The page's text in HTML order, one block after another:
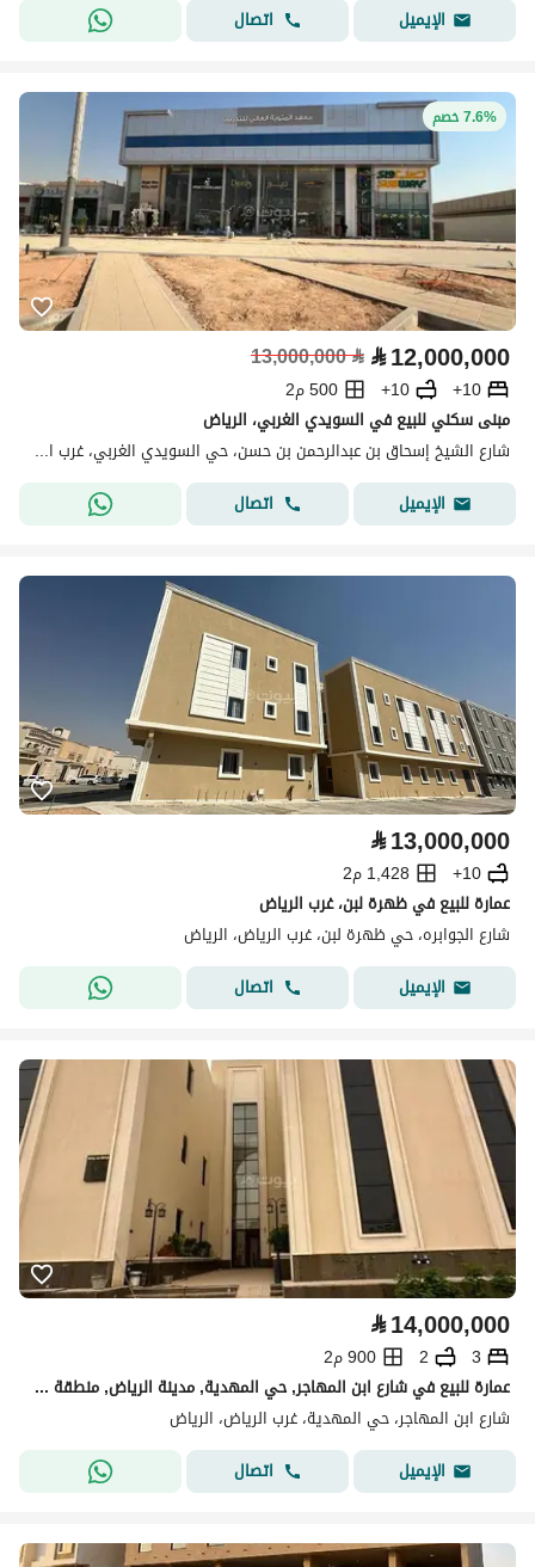
الإيميل
اتصال
7.6% خصم
⃁12,000,000
⃁
13,000,000
10+
10+
500 م2
مبنى سكني للبيع في السويدي الغربي، الرياض
شارع الشيخ إسحاق بن عبدالرحمن بن حسن، حي السويدي الغربي، غرب الرياض، الرياض
الإيميل
اتصال
⃁13,000,000
10+
1,428 م2
عمارة للبيع في ظهرة لبن، غرب الرياض
شارع الجوابره، حي ظهرة لبن، غرب الرياض، الرياض
الإيميل
اتصال
⃁14,000,000
3
2
900 م2
عمارة للبيع في شارع ابن المهاجر, حي المهدية, مدينة الرياض, منطقة الرياض
شارع ابن المهاجر، حي المهدية، غرب الرياض، الرياض
الإيميل
اتصال